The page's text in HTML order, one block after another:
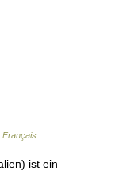
Français
ist ein